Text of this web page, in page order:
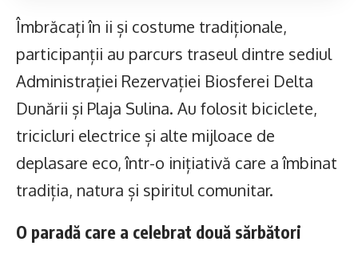
Îmbrăcați în ii și costume tradiționale,
participanții au parcurs traseul dintre sediul
Administrației Rezervației Biosferei Delta
Dunării și Plaja Sulina. Au folosit biciclete,
tricicluri electrice și alte mijloace de
deplasare eco, într-o inițiativă care a îmbinat
tradiția, natura și spiritul comunitar.
O paradă care a celebrat două sărbători